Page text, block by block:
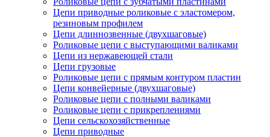
Цепи приводные роликовые с эластомером,
резиновым профилем
Цепи длиннозвенные (двухшаговые)
Роликовые цепи с выступающими валиками
Цепи из нержавеющей стали
Цепи грузовые
Роликовые цепи с прямым контуром пластин
Цепи конвейерные (двухшаговые)
Роликовые цепи с полными валиками
Роликовые цепи с прикреплениями
Цепи сельскохозяйственные
Цепи приводные